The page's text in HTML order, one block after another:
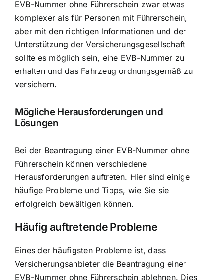
EVB-Nummer ohne Führerschein zwar etwas
komplexer als für Personen mit Führerschein,
aber mit den richtigen Informationen und der
Unterstützung der Versicherungsgesellschaft
sollte es möglich sein, eine EVB-Nummer zu
erhalten und das Fahrzeug ordnungsgemäß zu
versichern.
Mögliche Herausforderungen und
Lösungen
Bei der Beantragung einer EVB-Nummer ohne
Führerschein können verschiedene
Herausforderungen auftreten. Hier sind einige
häufige Probleme und Tipps, wie Sie sie
erfolgreich bewältigen können.
Häufig auftretende Probleme
Eines der häufigsten Probleme ist, dass
Versicherungsanbieter die Beantragung einer
EVB-Nummer ohne Führerschein ablehnen. Dies